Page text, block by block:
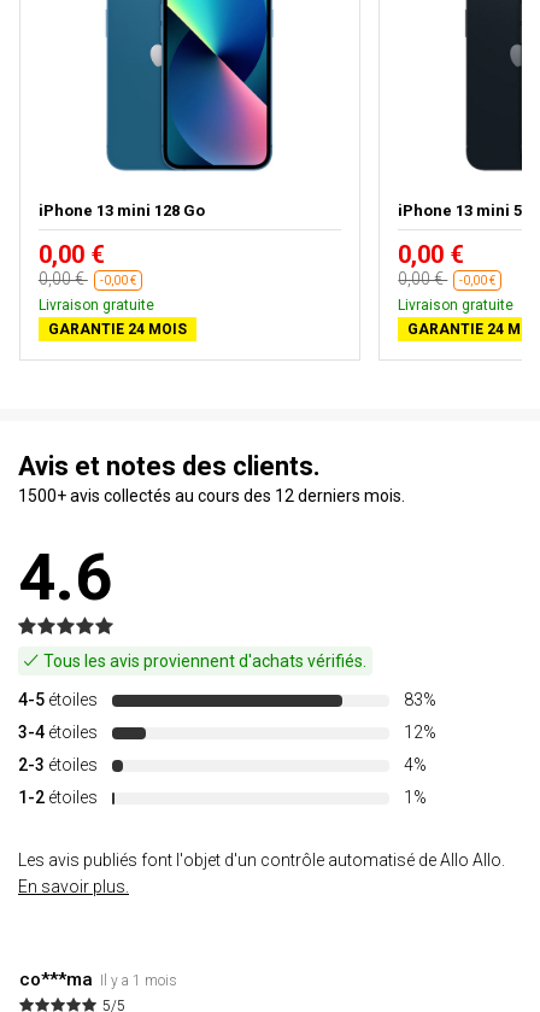
iPhone 13 mini 128 Go
0,00 €
0,00 € -0,00 €
Livraison gratuite
GARANTIE 24 MOIS
iPhone 13 mini
0,00 €
0,00 € -0,00 €
Livraison gratuite
GARANTIE 24
Avis et notes des clients.
1500+ avis collectés au cours des 12 derniers mois.
4.6
Tous les avis proviennent d'achats vérifiés.
4-5 étoiles
83%
3-4 étoiles
12%
2-3 étoiles
4%
1-2 étoiles 1%
Les avis publiés font l'objet d'un contrôle automatisé de Allo Allo.
En savoir plus.
co***ma
Il y a 1 mois
5/5